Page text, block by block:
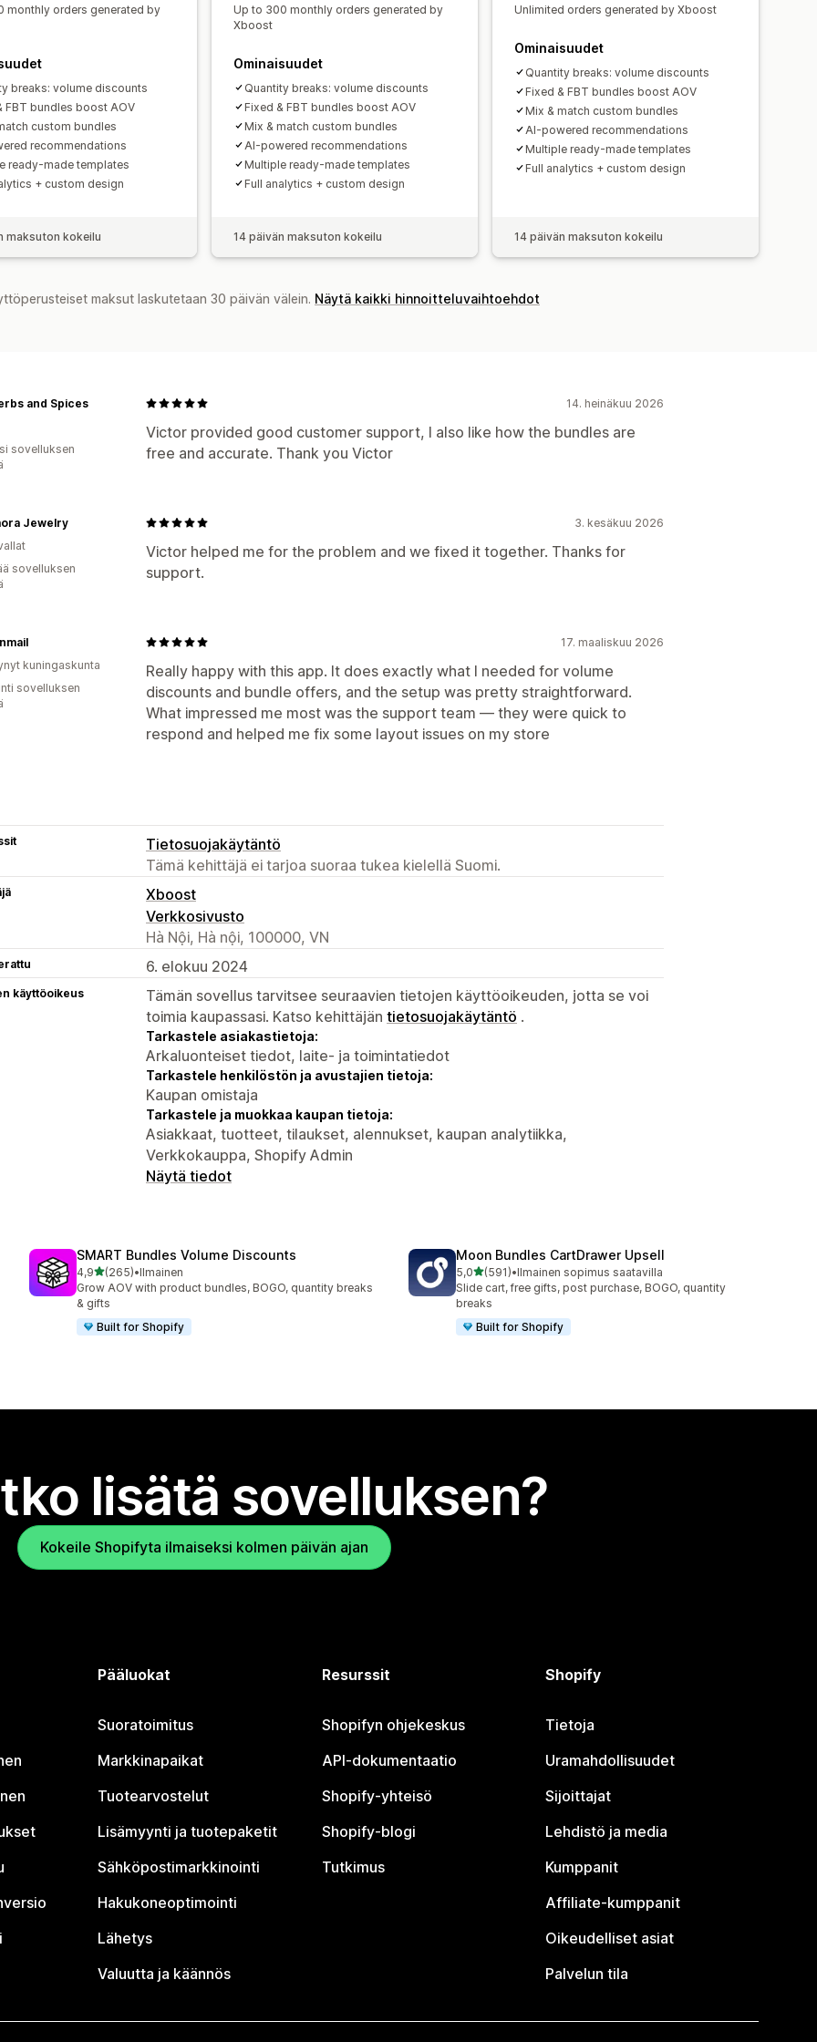
Tunnisteet
Raportointi Analytiikka
monthly orders generated by
breaks: volume discounts
FBT bundles boost AOV
custom bundles
recommendations
ready-made templates
+ custom design
maksuton kokeilu
Up to 300 monthly orders generated by
Xboost
Ominaisuudet
Quantity breaks: volume discounts
Fixed & FBT bundles boost AOV
Mix & match custom bundles
AI-powered recommendations
Multiple ready-made templates
Full analytics + custom design
14 päivän maksuton kokeilu
Unlimited orders generated by Xboost
Ominaisuudet
Quantity breaks: volume discounts
Fixed & FBT bundles boost AOV
Mix & match custom bundles
AI-powered recommendations
Multiple ready-made templates
Full analytics + custom design
14 päivän maksuton kokeilu
maksut laskutetaan 30 päivän välein. Näytä kaikki hinnoitteluvaihtoehdot
14. heinäkuu 2026
Victor provided good customer support, I also like how the bundles are
free and accurate. Thank you Victor
and Spices
sovelluksen
3. kesäkuu 2026
Victor helped me for the problem and we fixed it together. Thanks for
support.
Jewelry
sovelluksen
17. maaliskuu 2026
Really happy with this app. It does exactly what I needed for volume
discounts and bundle offers, and the setup was pretty straightforward.
What impressed me most was the support team — they were quick to
respond and helped me fix some layout issues on my store
kuningaskunta
sovelluksen
Tietosuojakäytäntö
Tämä kehittäjä ei tarjoa suoraa tukea kielellä Suomi.
Xboost
Verkkosivusto
Hà Nội, Hà nội, 100000, VN
6. elokuu 2024
käyttöoikeus
Tämän sovellus tarvitsee seuraavien tietojen käyttöoikeuden, jotta se voi
toimia kaupassasi. Katso kehittäjän tietosuojakäytäntö .
Tarkastele asiakastietoja:
Arkaluonteiset tiedot, laite- ja toimintatiedot
Tarkastele henkilöstön ja avustajien tietoja:
Kaupan omistaja
Tarkastele ja muokkaa kaupan tietoja:
Asiakkaat, tuotteet, tilaukset, alennukset, kaupan analytiikka,
Verkkokauppa, Shopify Admin
Näytä tiedot
SMART Bundles Volume Discounts
4,9/ 5 tähteä
(265)
265 arvostelua yhteensä
•Ilmainen
Grow AOV with product bundles, BOGO, quantity breaks
& gifts
Built for Shopify
Moon Bundles CartDrawer Upsell
5,0/ 5 tähteä
(591)
591 arvostelua yhteensä
•Ilmainen sopimus saatavilla
Slide cart, free gifts, post purchase, BOGO, quantity
breaks
Built for Shopify
lisätä sovelluksen?
Kokeile Shopifyta ilmaiseksi kolmen päivän ajan
Pääluokat
Suoratoimitus
Markkinapaikat
Tuotearvostelut
Lisämyynti ja tuotepaketit
Sähköpostimarkkinointi
Hakukoneoptimointi
Lähetys
Valuutta ja käännös
Resurssit
Shopifyn ohjekeskus
API-dokumentaatio
Shopify-yhteisö
Shopify-blogi
Tutkimus
Shopify
Tietoja
Uramahdollisuudet
Sijoittajat
Lehdistö ja media
Kumppanit
Affiliate-kumppanit
Oikeudelliset asiat
Palvelun tila